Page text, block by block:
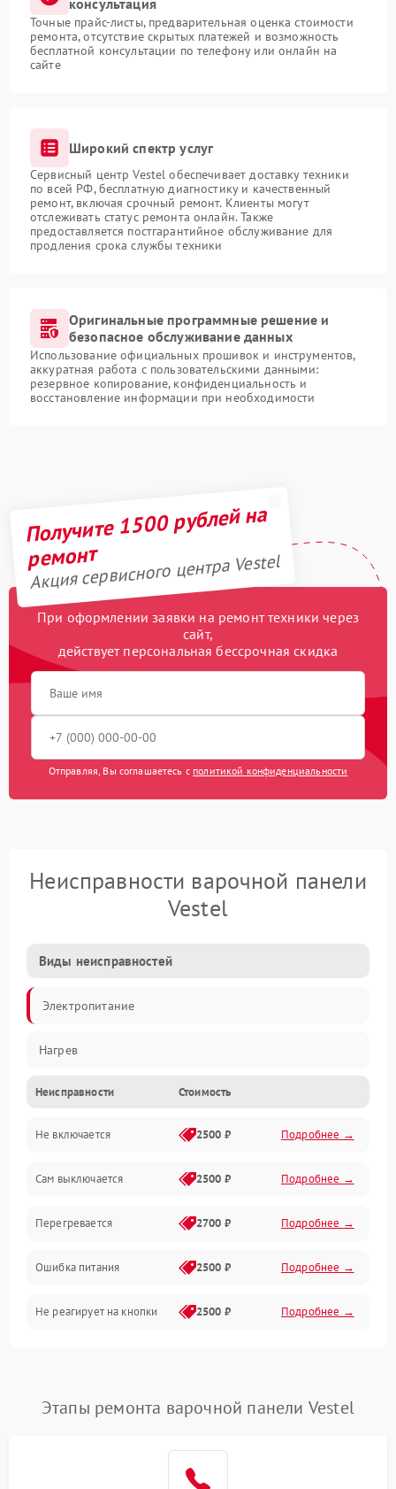
консультация
Точные прайс-листы, предварительная оценка стоимости
ремонта, отсутствие скрытых платежей и возможность
бесплатной консультации по телефону или онлайн на
сайте
Широкий спектр услуг
Сервисный центр Vestel обеспечивает доставку техники
по всей РФ, бесплатную диагностику и качественный
ремонт, включая срочный ремонт. Клиенты могут
отслеживать статус ремонта онлайн. Также
предоставляется постгарантийное обслуживание для
продления срока службы техники
Оригинальные программные решение и
безопасное обслуживание данных
Использование официальных прошивок и инструментов,
аккуратная работа с пользовательскими данными:
резервное копирование, конфиденциальность и
восстановление информации при необходимости
Получите 1500 рублей на
ремонт
Акция сервисного центра Vestel
При оформлении заявки на ремонт техники через
сайт,
действует персональная бессрочная скидка
Отправляя, Вы соглашаетесь с политикой конфиденциальности
Неисправности варочной панели
Vestel
Виды неисправностей
Электропитание
Нагрев
Неисправности Стоимость
Не включается 2500 ₽ Подробнее →
Сам выключается 2500 ₽ Подробнее →
Перегревается 2700 ₽ Подробнее →
Ошибка питания 2500 ₽ Подробнее →
Не реагирует на кнопки 2500 ₽ Подробнее →
Этапы ремонта варочной панели Vestel